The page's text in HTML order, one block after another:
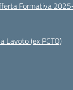
Formativa
Lavoto (ex PCTO)